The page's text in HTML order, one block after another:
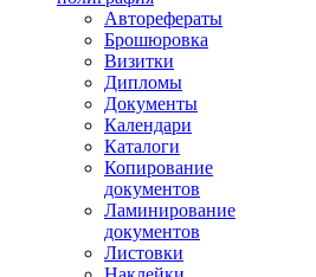
Авторефераты
Брошюровка
Визитки
Дипломы
Документы
Календари
Каталоги
Копирование
документов
Ламинирование
документов
Листовки